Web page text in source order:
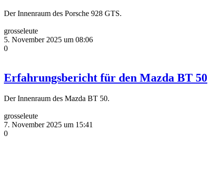
Der Innenraum des Porsche 928 GTS.
grosseleute
5. November 2025 um 08:06
0
Erfahrungsbericht für den Mazda BT 50
Der Innenraum des Mazda BT 50.
grosseleute
7. November 2025 um 15:41
0